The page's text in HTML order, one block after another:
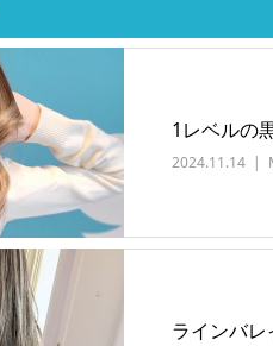
1レベルの
2024.11.14
ラインバ